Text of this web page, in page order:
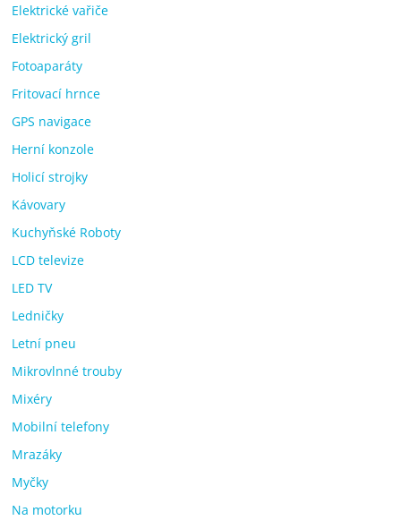
Elektrické vařiče
Elektrický gril
Fotoaparáty
Fritovací hrnce
GPS navigace
Herní konzole
Holicí strojky
Kávovary
Kuchyňské Roboty
LCD televize
LED TV
Ledničky
Letní pneu
Mikrovlnné trouby
Mixéry
Mobilní telefony
Mrazáky
Myčky
Na motorku